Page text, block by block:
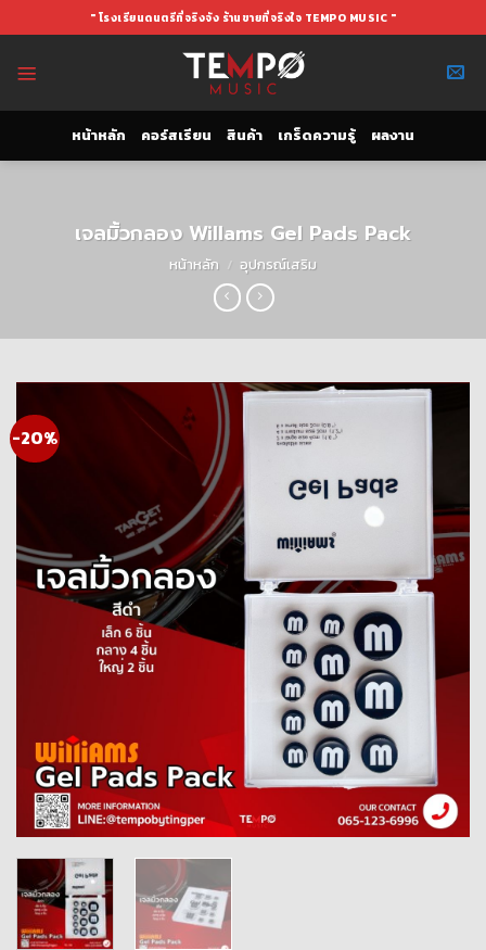
to
" โรงเรียนดนตรีที่จริงจัง ร้านขายที่จริงใจ TEMPO MUSIC "
หน้าหลัก คอร์สเรียน สินค้า เกร็ดความรู้ ผลงาน
เจลมิ้วกลอง Willams Gel Pads Pack
หน้าหลัก / อุปกรณ์เสริม
-20%